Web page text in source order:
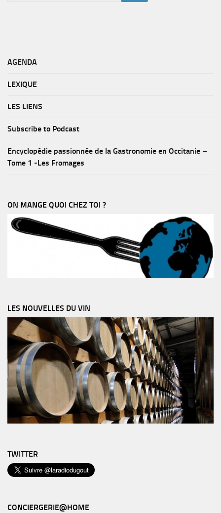
AGENDA
LEXIQUE
LES LIENS
Subscribe to Podcast
Encyclopédie passionnée de la Gastronomie en Occitanie –
Tome 1 -Les Fromages
ON MANGE QUOI CHEZ TOI ?
LES NOUVELLES DU VIN
TWITTER
CONCIERGERIE@HOME